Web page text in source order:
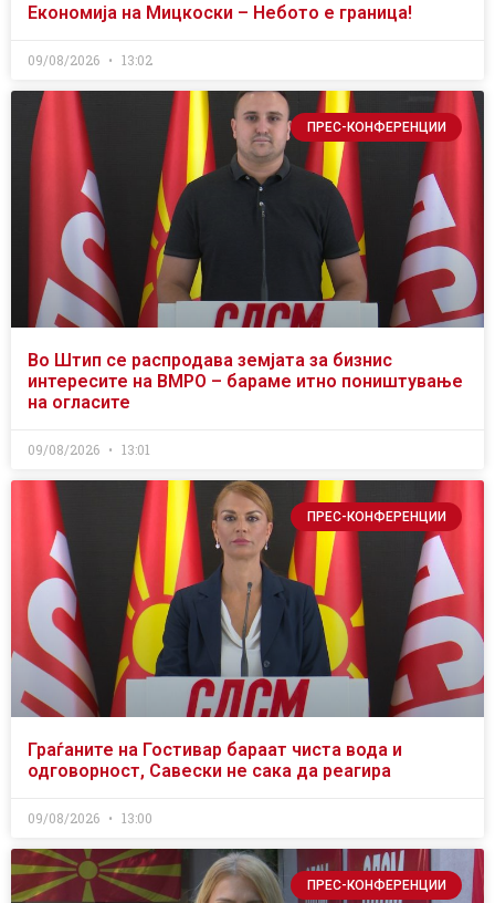
Економија на Мицкоски – Небото е граница!
09/08/2026 13:02
ПРЕС-КОНФЕРЕНЦИИ
Во Штип се распродава земјата за бизнис
интересите на ВМРО – бараме итно поништување
на огласите
09/08/2026 13:01
ПРЕС-КОНФЕРЕНЦИИ
Граѓаните на Гостивар бараат чиста вода и
одговорност, Савески не сака да реагира
09/08/2026 13:00
ПРЕС-КОНФЕРЕНЦИИ